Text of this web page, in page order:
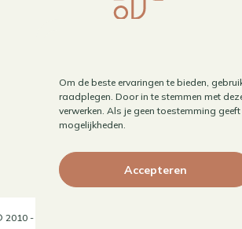
Om de beste ervaringen te bieden,
raadplegen. Door in te stemmen met
verwerken. Als je geen toestemming
mogelijkheden.
Accepteren
2010 - 2026 JoorKitchen | Website door